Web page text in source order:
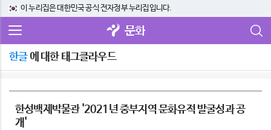
이 누리집은 대한민국 공식 전자정부 누리집입니다.
문화
한글에 대한 태그클라우드
한성백제박물관 '2021년 중부지역 문화유적 발굴성과 공
개'